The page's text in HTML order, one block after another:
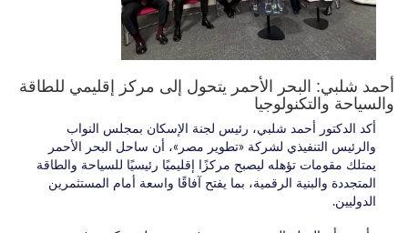
أحمد شلبي: البحر الأحمر يتحول إلى مركز إقليمي للطاقة
والسياحة والتكنولوجيا
أكد الدكتور أحمد شلبي، رئيس لجنة الإسكان بمجلس النواب
والرئيس التنفيذي لشركة «تطوير مصر»، أن ساحل البحر الأحمر
يمتلك مقومات تؤهله ليصبح مركزًا إقليميًا رئيسيًا للسياحة والطاقة
المتجددة والبنية الرقمية، بما يفتح آفاقًا واسعة أمام المستثمرين
الدوليين.